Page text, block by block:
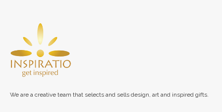
We are a creative team that selects and sells design, art and inspired gifts.